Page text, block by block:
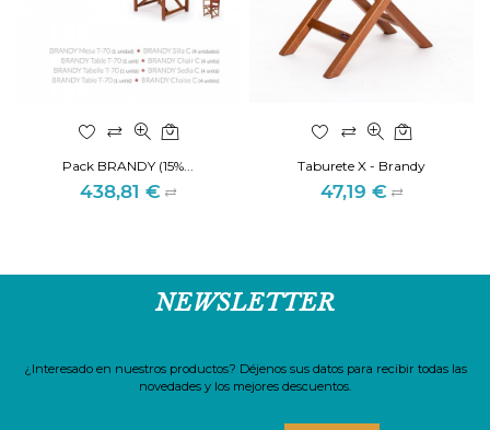
Pack BRANDY (15%...
Precio
438,81 €
Taburete X - Brandy
Precio
47,19 €
NEWSLETTER
¿Interesado en nuestros productos? Déjenos sus datos para recibir todas las
novedades y los mejores descuentos.